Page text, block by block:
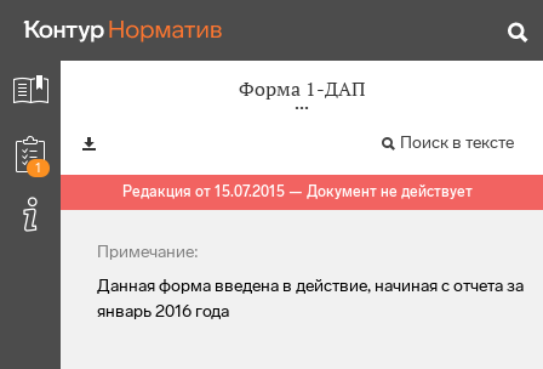
1
Форма 1-ДАП
Поиск в тексте
Редакция от 15.07.2015 — Документ не действует
Примечание:
Данная форма введена в действие, начиная с отчета за
январь 2016 года